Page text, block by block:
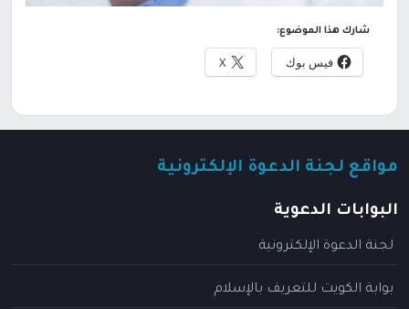
شارك هذا الموضوع:
فيس بوك X
مواقع لجنة الدعوة الإلكترونية
البوابات الدعوية
لجنة الدعوة الإلكترونية
بوابة الكويت للتعريف بالإسلام